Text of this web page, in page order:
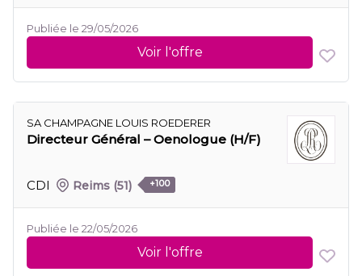
Publiée le 29/05/2026
Voir l'offre
SA CHAMPAGNE LOUIS ROEDERER
Directeur Général – Oenologue (H/F)
CDI Reims (51) +100
Publiée le 22/05/2026
Voir l'offre